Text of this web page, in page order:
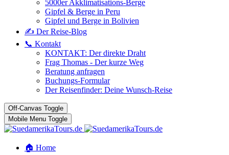
5000er Akklimatisations-Berge
Gipfel & Berge in Peru
Gipfel und Berge in Bolivien
✍️ Der Reise-Blog
📞 Kontakt
KONTAKT: Der direkte Draht
Frag Thomas - Der kurze Weg
Beratung anfragen
Buchungs-Formular
Der Reisenfinder: Deine Wunsch-Reise
Off-Canvas Toggle
Mobile Menu Toggle
🏠 Home